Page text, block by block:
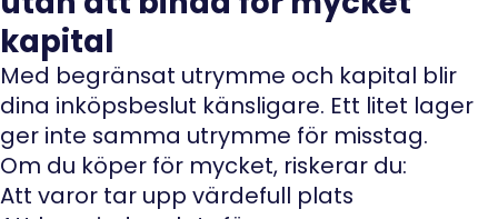
kapital
Med begränsat utrymme och kapital blir
dina inköpsbeslut känsligare. Ett litet lager
ger inte samma utrymme för misstag.
Om du köper för mycket, riskerar du:
Att varor tar upp värdefull plats